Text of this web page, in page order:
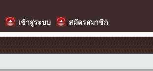
เข้าสู่ระบบ สมัครสมาชิก